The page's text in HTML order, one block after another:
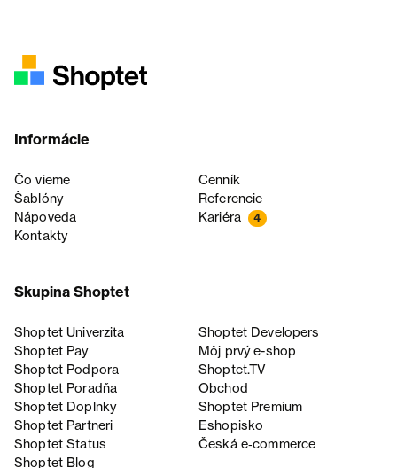
Informácie
Čo vieme
Cenník
Šablóny
Referencie
Nápoveda
Kariéra 4
Kontakty
Skupina Shoptet
Shoptet Univerzita
Shoptet Developers
Shoptet Pay
Môj prvý e-shop
Shoptet Podpora
Shoptet.TV
Shoptet Poradňa
Obchod
Shoptet Doplnky
Shoptet Premium
Shoptet Partneri
Eshopisko
Shoptet Status
Česká e‑commerce
Shoptet Blog